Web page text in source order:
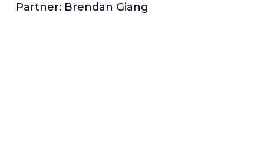
Partner: Brendan Giang